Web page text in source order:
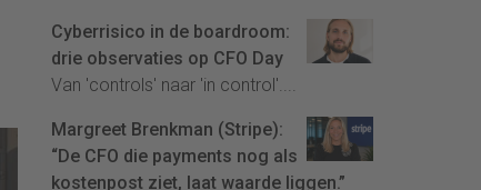
Cyberrisico in de boardroom:
drie observaties op CFO Day
Van 'controls' naar 'in control'....
Margreet Brenkman (Stripe):
“De CFO die payments nog als
kostenpost ziet, laat waarde liggen.”